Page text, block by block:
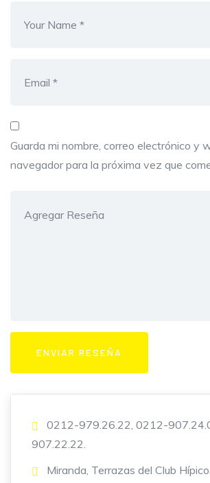
Guarda mi nombre, correo electrónico y
navegador para la próxima vez que
0212-979.26.22, 0212-
907.22.22.
Miranda, Terrazas del Club